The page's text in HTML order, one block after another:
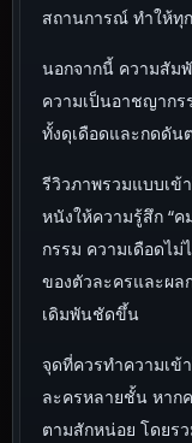
สถานการณ์ ทำให้ทุ
นอกจากนี้ ความสัม
ความเป็นอาชญากร
ทั้งดุเดือดและกดดัน
รีวิวภาพรวมแบบเข้
หนังให้ความรู้สึก “
กรรม ความเดือดไม่
ของตัวละครและผล
เดิมพันชัดขึ้น
จุดที่ควรทำความเข้
ละครหลายชั้น หาก
ตามสักหน่อย โดยร